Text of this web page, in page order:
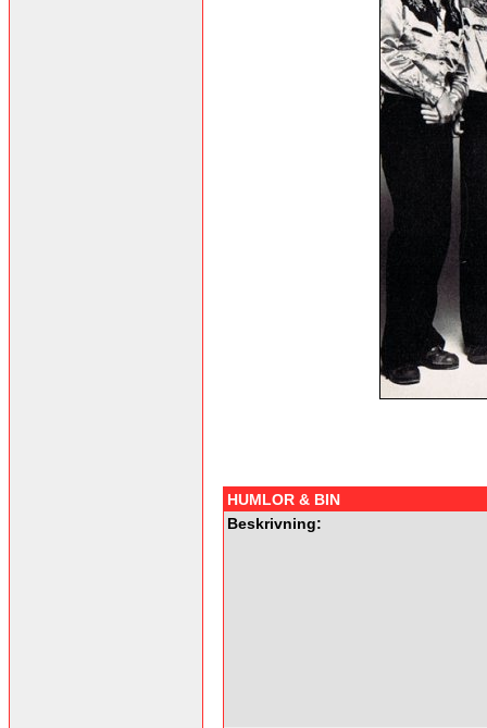
HUMLOR & BIN
Beskrivning: